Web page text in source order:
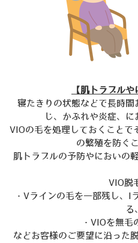
【肌トラブルや
寝たきりの状態などで長時
じ、かぶれや炎症、
VIOの毛を処理しておくことで
の繁殖を防ぐ
肌トラブルの予防やにおいの
VIO脱
・Vラインの毛を一部残し、I
る、
・VIOを無毛
などお客様のご要望に沿った